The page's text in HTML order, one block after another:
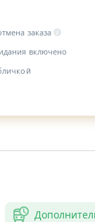
заказа
включено